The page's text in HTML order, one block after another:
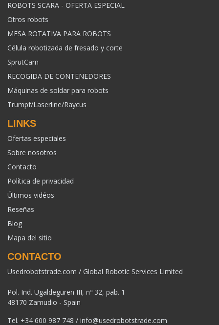
ROBOTS SCARA - OFERTA ESPECIAL
Otros robots
MESA ROTATIVA PARA ROBOTS
Célula robotizada de fresado y corte
SprutCam
RECOGIDA DE CONTENEDORES
Máquinas de soldar para robots
Trumpf/Laserline/Raycus
LINKS
Ofertas especiales
Sobre nosotros
Contacto
Política de privacidad
Últimos vidéos
Reseñas
Blog
Mapa del sitio
CONTACTO
Usedrobotstrade.com / Global Robotic Services Limited
Pol. Ind. Ugaldeguren III, nº 32, pab. 1
48170 Zamudio - Spain
Tel. +34 600 987 748 / info@usedrobotstrade.com